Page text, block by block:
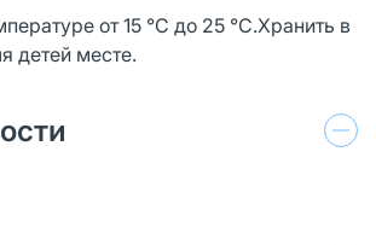
от 15 °С до 25 °C.Хранить в
детей месте.